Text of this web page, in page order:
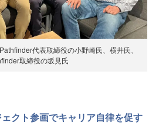
代表取締役の小野崎氏、横井氏、
取締役の坂見氏
クト参画でキャリア自律を促す